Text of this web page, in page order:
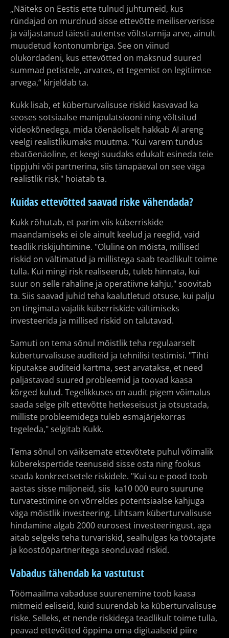
„Näiteks on Eestis ette tulnud juhtumeid, kus
ründajad on murdnud sisse ettevõtte meiliserverisse
ja väljastanud täiesti autentse võltstarnija arve, ainult
muudetud kontonumbriga. See on viinud
olukordadeni, kus ettevõtted on maksnud suured
summad petistele, arvates, et tegemist on legitiimse
arvega,“ kirjeldab ta.
Kukk lisab, et küberturvalisuse riskid kasvavad ka
seoses sotsiaalse manipulatsiooni ning võltsitud
videokõnedega, mida tõenäoliselt hakkab AI areng
veelgi realistlikumaks muutma. "Kui varem tundus
ebatõenäoline, et keegi suudaks edukalt esineda teie
tippjuhi või partnerina, siis tänapäeval on see väga
realistlik risk," hoiatab ta.
Kuidas ettevõtted saavad riske vähendada?
Kukk rõhutab, et parim viis küberriskide
maandamiseks ei ole ainult keelud ja reeglid, vaid
teadlik riskijuhtimine. "Oluline on mõista, millised
riskid on vältimatud ja millistega saab teadlikult toime
tulla. Kui mingi risk realiseerub, tuleb hinnata, kui
suur on selle rahaline ja operatiivne kahju," soovitab
ta. Siis saavad juhid teha kaalutletud otsuse, kui palju
on tingimata vajalik küberriskide vältimiseks
investeerida ja millised riskid on talutavad.
Samuti on tema sõnul mõistlik teha regulaarselt
küberturvalisuse auditeid ja tehnilisi testimisi. "Tihti
kiputakse auditeid kartma, sest arvatakse, et need
paljastavad suured probleemid ja toovad kaasa
kõrged kulud. Tegelikkuses on audit pigem võimalus
saada selge pilt ettevõtte hetkeseisust ja otsustada,
milliste probleemidega tuleb esmajärjekorras
tegeleda," selgitab Kukk.
Tema sõnul on väiksemate ettevõtete puhul võimalik
küberekspertide teenuseid sisse osta ning fookus
seada konkreetsetele riskidele. "Kui su e-pood toob
aastas sisse miljoneid, siis ka10 000 euro suurune
turvatestimine on võrreldes potentsiaalse kahjuga
väga mõistlik investeering. Lihtsam küberturvalisuse
hindamine algab 2000 eurosest investeeringust, aga
aitab selgeks teha turvariskid, sealhulgas ka töötajate
ja koostööpartneritega seonduvad riskid.
Vabadus tähendab ka vastutust
Töömaailma vabaduse suurenemine toob kaasa
mitmeid eeliseid, kuid suurendab ka küberturvalisuse
riske. Selleks, et nende riskidega teadlikult toime tulla,
peavad ettevõtted õppima oma digitaalseid piire